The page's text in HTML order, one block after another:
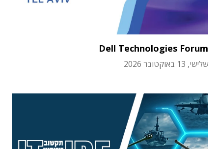
Dell Technologies Forum
שלישי, 13 באוקטובר 2026